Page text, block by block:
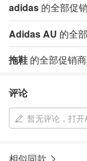
adidas 的全部促
Adidas AU 的全
拖鞋 的全部促销
评论
暂无评论，打